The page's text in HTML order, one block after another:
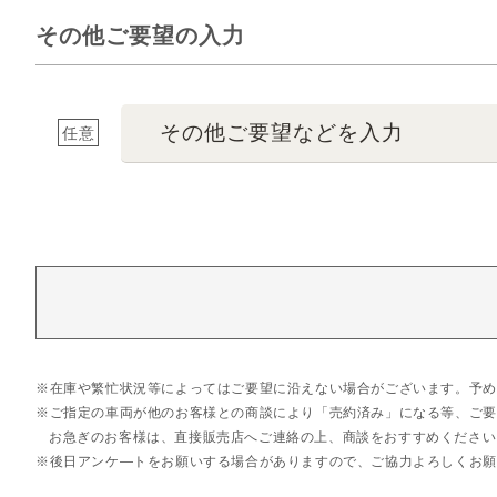
その他ご要望の入力
任意 その他ご要望などを入力
在庫や繁忙状況等によってはご要望に沿えない場合がございます。予
ご指定の車両が他のお客様との商談により「売約済み」になる等、ご
お急ぎのお客様は、直接販売店へご連絡の上、商談をおすすめくださ
後日アンケ―トをお願いする場合がありますので、ご協力よろしくお